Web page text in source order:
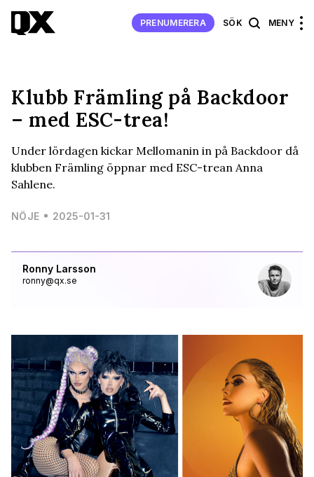
PRENUMERERA SÖK MENY
Ronny Larsson
ronny@qx.se
Klubb Främling på Backdoor
– med ESC-trea!
Under lördagen kickar Mellomanin in på Backdoor då
klubben Främling öppnar med ESC-trean Anna
Sahlene.
NÖJE 2025-01-31